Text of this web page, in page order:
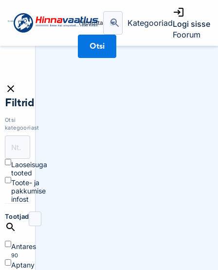
Täpsusta
Otsi
KategooriadLogi sisse
Foorum
Filtrid
Otsi
kategooriast
Laoseisuga
tooted
Toote- ja
pakkumise
infost
Tootjad
Antares
90
Aptany